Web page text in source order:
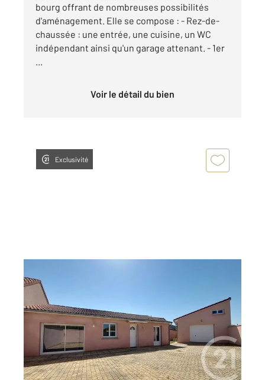
bourg offrant de nombreuses possibilités
d'aménagement. Elle se compose : - Rez-de-
chaussée : une entrée, une cuisine, un WC
indépendant ainsi qu'un garage attenant. - 1er
Voir le détail du bien
Exclusivité
RIOM 63
81,67 m
Ref : 24141
Maison à vendre
269 900 €
Visiter le site dédié